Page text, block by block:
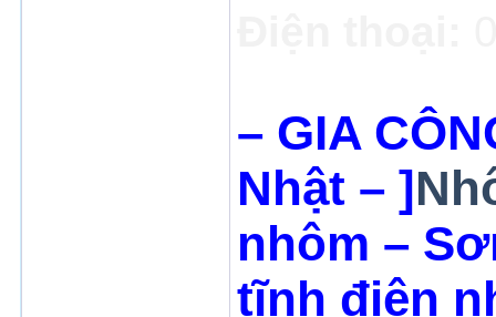
– GIA
Nhật – ]
nhôm –
tĩnh điện